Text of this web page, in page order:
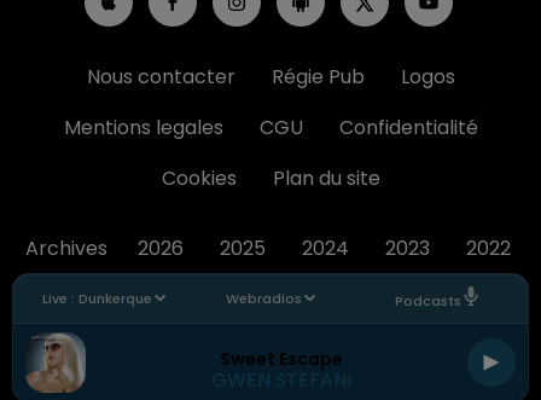
Live : Dunkerque Webradios Podcasts
Sweet Escape
GWEN STEFANI
Nous contacter Régie Pub
Logos
Mentions legales
CGU
Confidentialité
Cookies
Plan du site
Archives 2026 2025 2024 2023 2022